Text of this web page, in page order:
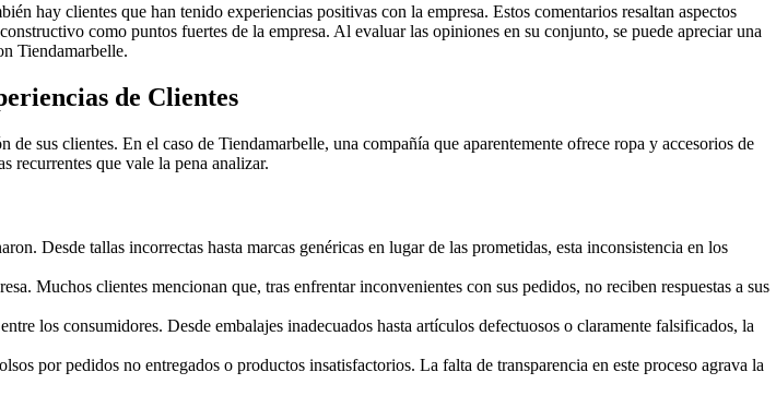
hay clientes que han tenido experiencias positivas con la empresa. Estos comentarios resaltan aspectos
como puntos fuertes de la empresa. Al evaluar las opiniones en su conjunto, se puede apreciar una
Tiendamarbelle.
de Clientes
sus clientes. En el caso de Tiendamarbelle, una compañía que aparentemente ofrece ropa y accesorios de
recurrentes que vale la pena analizar.
Desde tallas incorrectas hasta marcas genéricas en lugar de las prometidas, esta inconsistencia en los
Muchos clientes mencionan que, tras enfrentar inconvenientes con sus pedidos, no reciben respuestas a sus
los consumidores. Desde embalajes inadecuados hasta artículos defectuosos o claramente falsificados, la
por pedidos no entregados o productos insatisfactorios. La falta de transparencia en este proceso agrava la